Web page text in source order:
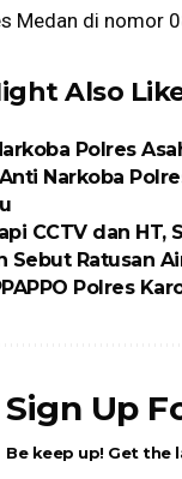
Medan di nomor
Also
Polres
Narkoba
CCTV dan HT,
Sebut Ratusan
Polres
Sign Up
Be keep up! Get